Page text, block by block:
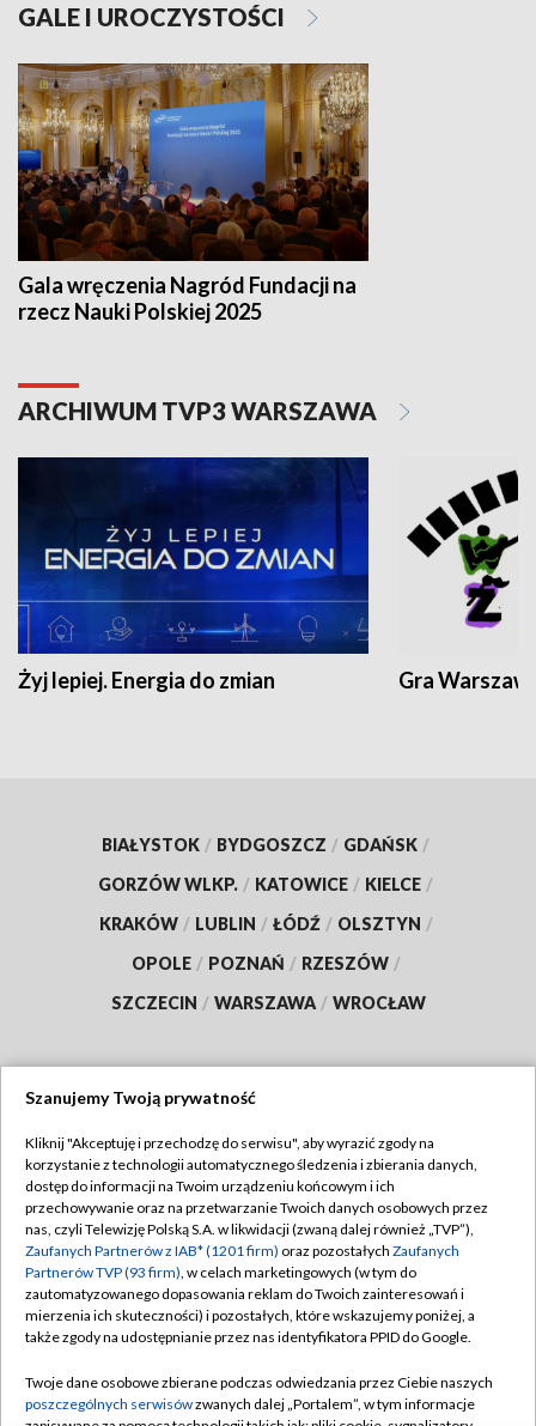
GALE I UROCZYSTOŚCI
Gala wręczenia Nagród Fundacji na
rzecz Nauki Polskiej 2025
ARCHIWUM TVP3 WARSZAWA
Żyj lepiej. Energia do zmian Gra
BIAŁYSTOK / BYDGOSZCZ / GDAŃSK /
GORZÓW WLKP. / KATOWICE / KIELCE /
KRAKÓW / LUBLIN / ŁÓDŹ / OLSZTYN /
OPOLE / POZNAŃ / RZESZÓW /
SZCZECIN / WARSZAWA / WROCŁAW
TVP
Abonament TVP
Emisja w TVP
Centrum informacji TVP
Naziemna Telewizja Cyfrowa
Rada Programowa
Regulamin TVP
Polityka prywatności
Moje zgody
Pomoc
Kontakt
Szanujemy Twoją prywatność
Kliknij "Akceptuję i przechodzę do serwisu", aby wyrazić zgody na
korzystanie z technologii automatycznego śledzenia i zbierania danych,
dostęp do informacji na Twoim urządzeniu końcowym i ich
przechowywanie oraz na przetwarzanie Twoich danych osobowych przez
nas, czyli Telewizję Polską S.A. w likwidacji (zwaną dalej również „TVP”),
Zaufanych Partnerów z IAB* (1201 firm) oraz pozostałych Zaufanych
Partnerów TVP (93 firm), w celach marketingowych (w tym do
zautomatyzowanego dopasowania reklam do Twoich zainteresowań i
mierzenia ich skuteczności) i pozostałych, które wskazujemy poniżej, a
także zgody na udostępnianie przez nas identyfikatora PPID do Google.
Twoje dane osobowe zbierane podczas odwiedzania przez Ciebie naszych
poszczególnych serwisówzwanych dalej „Portalem”, w tym informacje